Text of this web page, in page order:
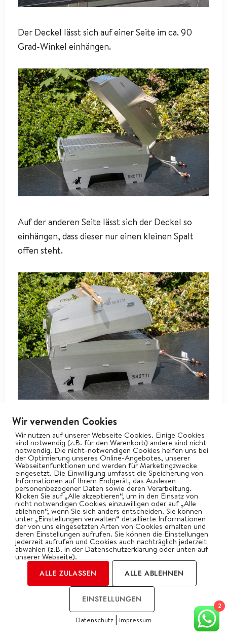
Der Deckel lässt sich auf einer Seite im ca. 90
Grad-Winkel einhängen.
Auf der anderen Seite lässt sich der Deckel so
einhängen, dass dieser nur einen kleinen Spalt
offen steht.
Aber damit nicht genug – lässt man eine
Längsseite weg und verwendet nur einen Teil des
zweiteiligen Deckelbodens, entsteht der perfekte
Windschutz bzw. eine indirekte Zone im hinteren
Bereich.
2
Wir verwenden Cookies
Wir nutzen auf unserer Webseite Cookies. Einige Cookies
sind notwendig (z.B. für den Warenkorb) andere sind nicht
notwendig. Die nicht-notwendigen Cookies helfen uns bei
der Optimierung unseres Online-Angebotes, unserer
Webseitenfunktionen und werden für Marketingzwecke
eingesetzt. Die Einwilligung umfasst die Speicherung von
Informationen auf Ihrem Endgerät, das Auslesen
personenbezogener Daten sowie deren Verarbeitung.
Klicken Sie auf „Alle akzeptieren“, um in den Einsatz von
nicht notwendigen Cookies einzuwilligen oder auf „Alle
ablehnen“, wenn Sie sich anders entscheiden. Sie können
unter „Einstellungen verwalten“ detaillierte Informationen
der von uns eingesetzten Arten von Cookies erhalten und
deren Einstellungen aufrufen. Sie können die Einstellungen
jederzeit aufrufen und Cookies auch nachträglich jederzeit
abwählen (z.B. in der Datenschutzerklärung oder unten auf
unserer Webseite).
ALLE ZULASSEN ALLE ABLEHNEN
EINSTELLUNGEN
Datenschutz | Impressum